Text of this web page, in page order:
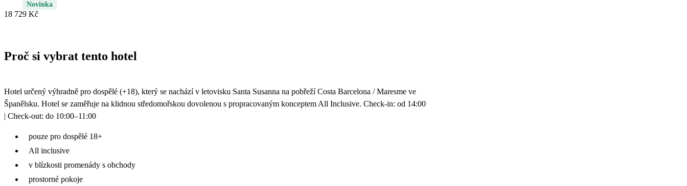
Novinka
18 729 Kč
Proč si vybrat tento hotel
Hotel určený výhradně pro dospělé (+18), který se nachází v letovisku Santa Susanna na pobřeží Costa Barcelona / Maresme ve
Španělsku. Hotel se zaměřuje na klidnou středomořskou dovolenou s propracovaným konceptem All Inclusive. Check-in: od 14:00
| Check-out: do 10:00–11:00
pouze pro dospělé 18+
All inclusive
v blízkosti promenády s obchody
prostorné pokoje